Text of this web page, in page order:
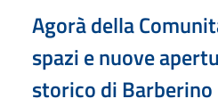
Agorà della
spazi e nuove
storico di Barberino